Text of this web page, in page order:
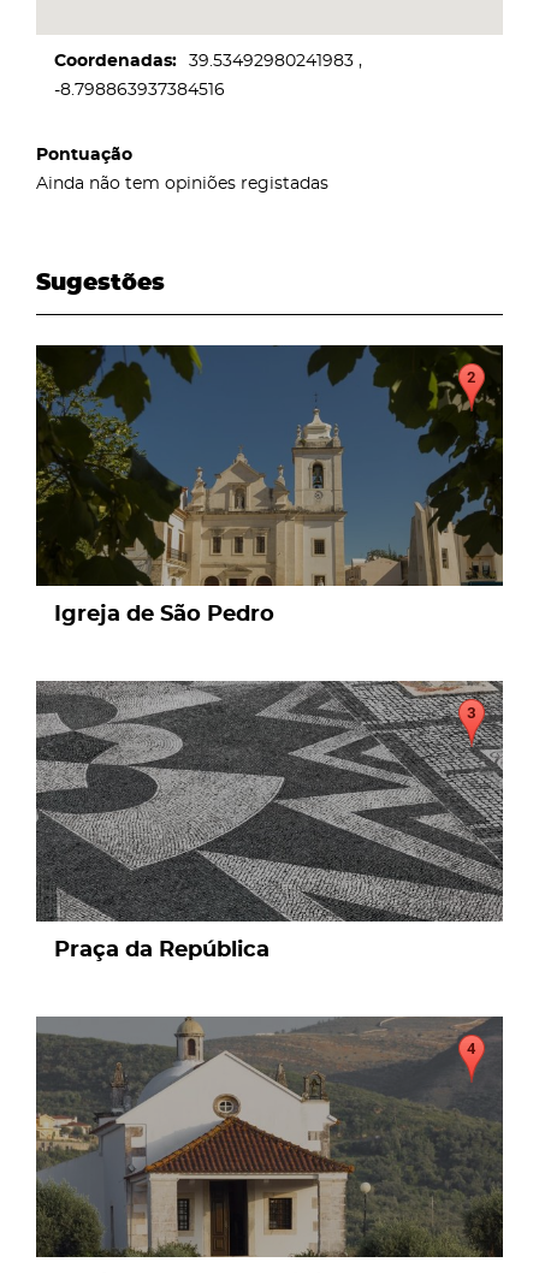
Coordenadas
39.53492980241983
-8.798863937384516
Pontuação
Ainda não tem opiniões registadas
Sugestões
page
Igreja de São Pedro
page
Praça da República
page